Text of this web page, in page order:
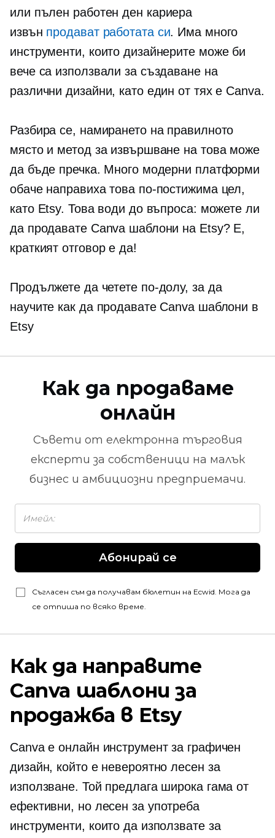
или пълен работен ден кариера
извън продават работата си. Има много
инструменти, които дизайнерите може би
вече са използвали за създаване на
различни дизайни, като един от тях е Canva.
Разбира се, намирането на правилното
място и метод за извършване на това може
да бъде пречка. Много модерни платформи
обаче направиха това по-постижима цел,
като Etsy. Това води до въпроса: можете ли
да продавате Canva шаблони на Etsy? Е,
краткият отговор е да!
Продължете да четете по-долу, за да
научите как да продавате Canva шаблони в
Etsy
Как да продаваме
онлайн
Съвети от електронна търговия
експерти за собственици на малък
бизнес и амбициозни предприемачи.
Абонирай се
Съгласен съм да получавам бюлетин на Ecwid. Мога да
се отпиша по всяко време.
Как да направите
Canva шаблони за
продажба в Etsy
Canva е онлайн инструмент за графичен
дизайн, който е невероятно лесен за
използване. Той предлага широка гама от
ефективни, но лесен за употреба
инструменти, които да използвате за